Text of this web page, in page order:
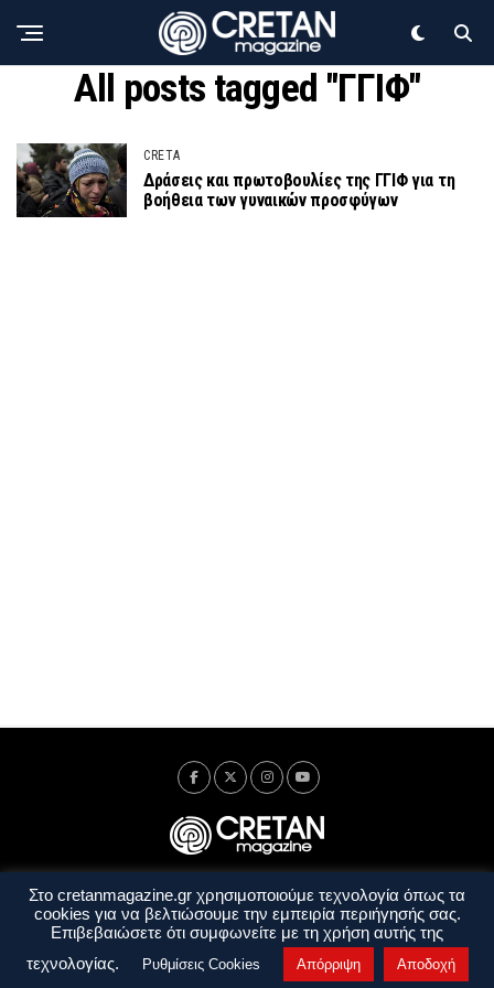
All posts tagged "ΓΓΙΦ"
CRETA
Δράσεις και πρωτοβουλίες της ΓΓΙΦ για τη
βοήθεια των γυναικών προσφύγων
Ταυτότητα Πολιτική Απορρήτου
Όροι Χρήσης
Όροι και Προϋποθέσεις
Στο cretanmagazine.gr χρησιμοποιούμε τεχνολογία όπως τα
cookies για να βελτιώσουμε την εμπειρία περιήγησής σας.
Επιβεβαιώσετε ότι συμφωνείτε με τη χρήση αυτής της
τεχνολογίας.
Ρυθμίσεις Cookies Απόρριψη Αποδοχή